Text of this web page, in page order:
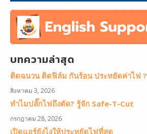
บทความล่าสุด
ติดฉนวน ติดฟิล์ม กันร้อน ประหยัดค่าไฟ ?
สิงหาคม 3, 2026
ทำไมปลั๊กไฟถึงตัด? รู้จัก Safe-T-Cut
กรกฎาคม 28, 2026
เปิดแอร์ยังไงให้ประหยัดไฟที่สุด